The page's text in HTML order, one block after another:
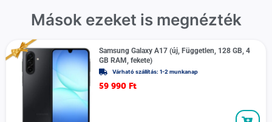
Mások ezeket is megnézték
Samsung Galaxy A17 (új, Független, 128 GB, 4
GB RAM, fekete)
Várható szállítás: 1-2 munkanap
59 990 Ft